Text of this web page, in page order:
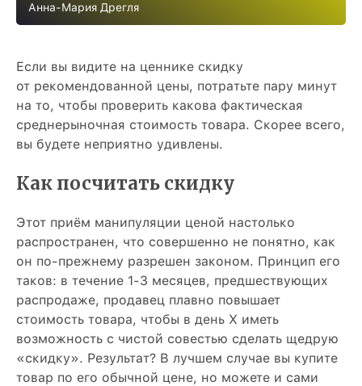
Анна-Мария Дрегля
Если вы видите на ценнике скидку
от рекомендованной цены, потратьте пару минут
на то, чтобы проверить какова фактическая
среднерыночная стоимость товара. Скорее всего,
вы будете неприятно удивлены.
Как посчитать скидку
Этот приём манипуляции ценой настолько
распространен, что совершенно не понятно, как
он по-прежнему разрешен законом. Принцип его
таков: в течение 1-3 месяцев, предшествующих
распродаже, продавец плавно повышает
стоимость товара, чтобы в день Х иметь
возможность с чистой совестью сделать щедрую
«скидку». Результат? В лучшем случае вы купите
товар по его обычной цене, но можете и сами